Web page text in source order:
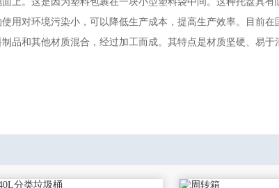
用对环境污染小，可以降低生产成本，提高生产效率。目前
品和其他材质混合，经过加工而成。其特点是材质坚硬、易于